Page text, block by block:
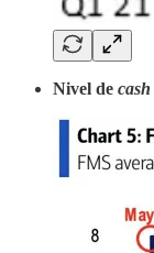
Nivel de cash